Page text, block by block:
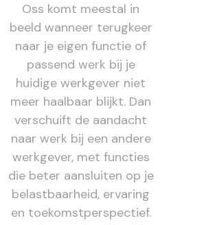
Oss komt meestal in
beeld wanneer terugkeer
naar je eigen functie of
passend werk bij je
huidige werkgever niet
meer haalbaar blijkt. Dan
verschuift de aandacht
naar werk bij een andere
werkgever, met functies
die beter aansluiten op je
belastbaarheid, ervaring
en toekomstperspectief.